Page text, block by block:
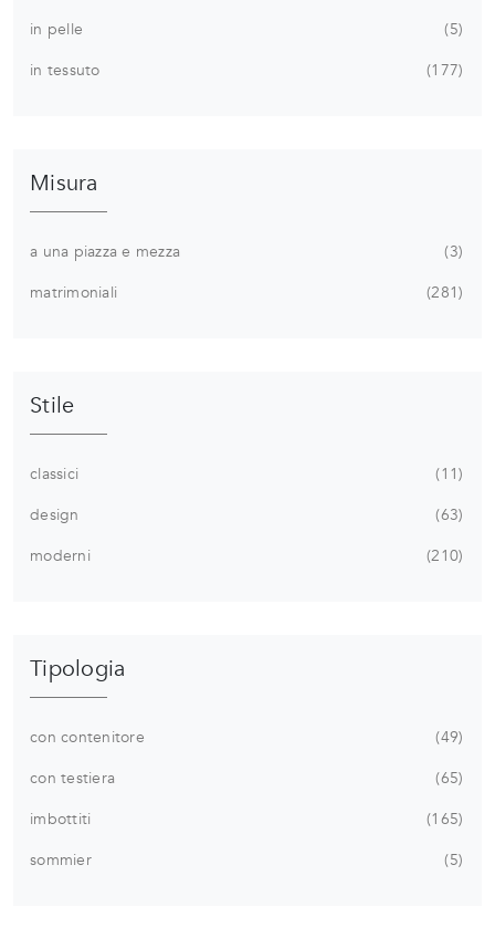
in pelle
5
in tessuto
177
Misura
a una piazza e mezza
3
matrimoniali
281
Stile
classici
11
design
63
moderni
210
Tipologia
con contenitore
49
con testiera
65
imbottiti
165
sommier
5